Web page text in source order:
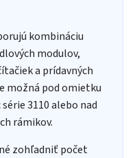
kombináciu
modulov,
a prídavných
možná pod omietku
3110 alebo nad
rámikov.
zohľadniť počet